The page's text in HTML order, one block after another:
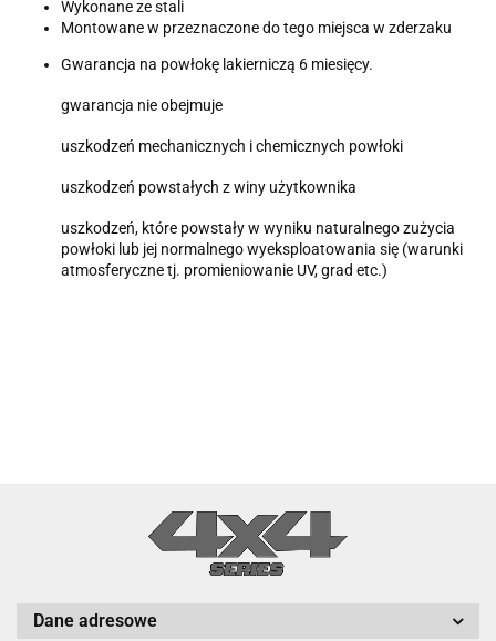
Wykonane ze stali
Montowane w przeznaczone do tego miejsca w zderzaku
Gwarancja na powłokę lakierniczą 6 miesięcy.
gwarancja nie obejmuje
uszkodzeń mechanicznych i chemicznych powłoki
uszkodzeń powstałych z winy użytkownika
uszkodzeń, które powstaływ wyniku naturalnegozużycia
powłoki lub jej normalnegowyeksploatowania się (warunki
atmosferyczne tj. promieniowanie UV, grad etc.)
Dane adresowe